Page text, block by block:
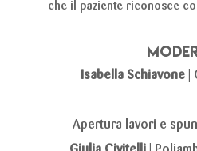
che il paziente riconosce
Isabella Schiavone|
Apertura lavori e